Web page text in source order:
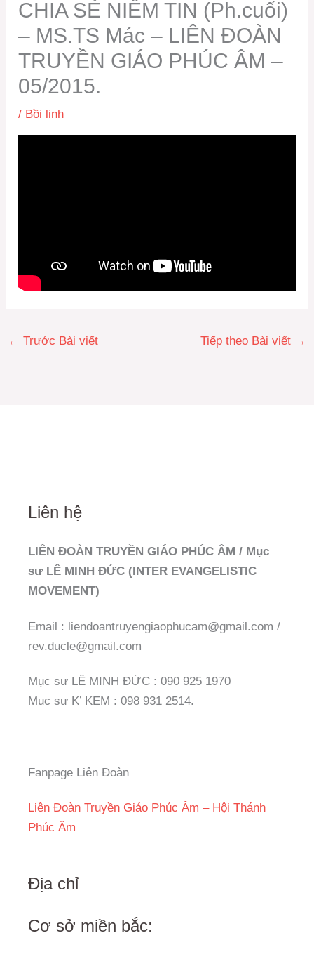
CHIA SẺ NIỀM TIN (Ph.cuối)
– MS.TS Mác – LIÊN ĐOÀN
TRUYỀN GIÁO PHÚC ÂM –
05/2015.
/ Bồi linh
← Trước Bài viết Tiếp theo Bài viết →
Liên hệ
LIÊN ĐOÀN TRUYỀN GIÁO PHÚC ÂM / Mục
sư LÊ MINH ĐỨC (INTER EVANGELISTIC
MOVEMENT)
Email : liendoantruyengiaophucam@gmail.com /
rev.ducle@gmail.com
Mục sư LÊ MINH ĐỨC : 090 925 1970
Mục sư K’ KEM : 098 931 2514.
Fanpage Liên Đoàn
Liên Đoàn Truyền Giáo Phúc Âm – Hội Thánh
Phúc Âm
Địa chỉ
Cơ sở miền bắc: